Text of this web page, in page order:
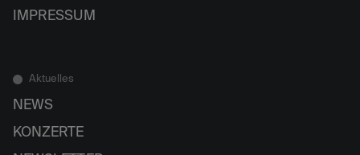
IMPRESSUM
Aktuelles
NEWS
KONZERTE